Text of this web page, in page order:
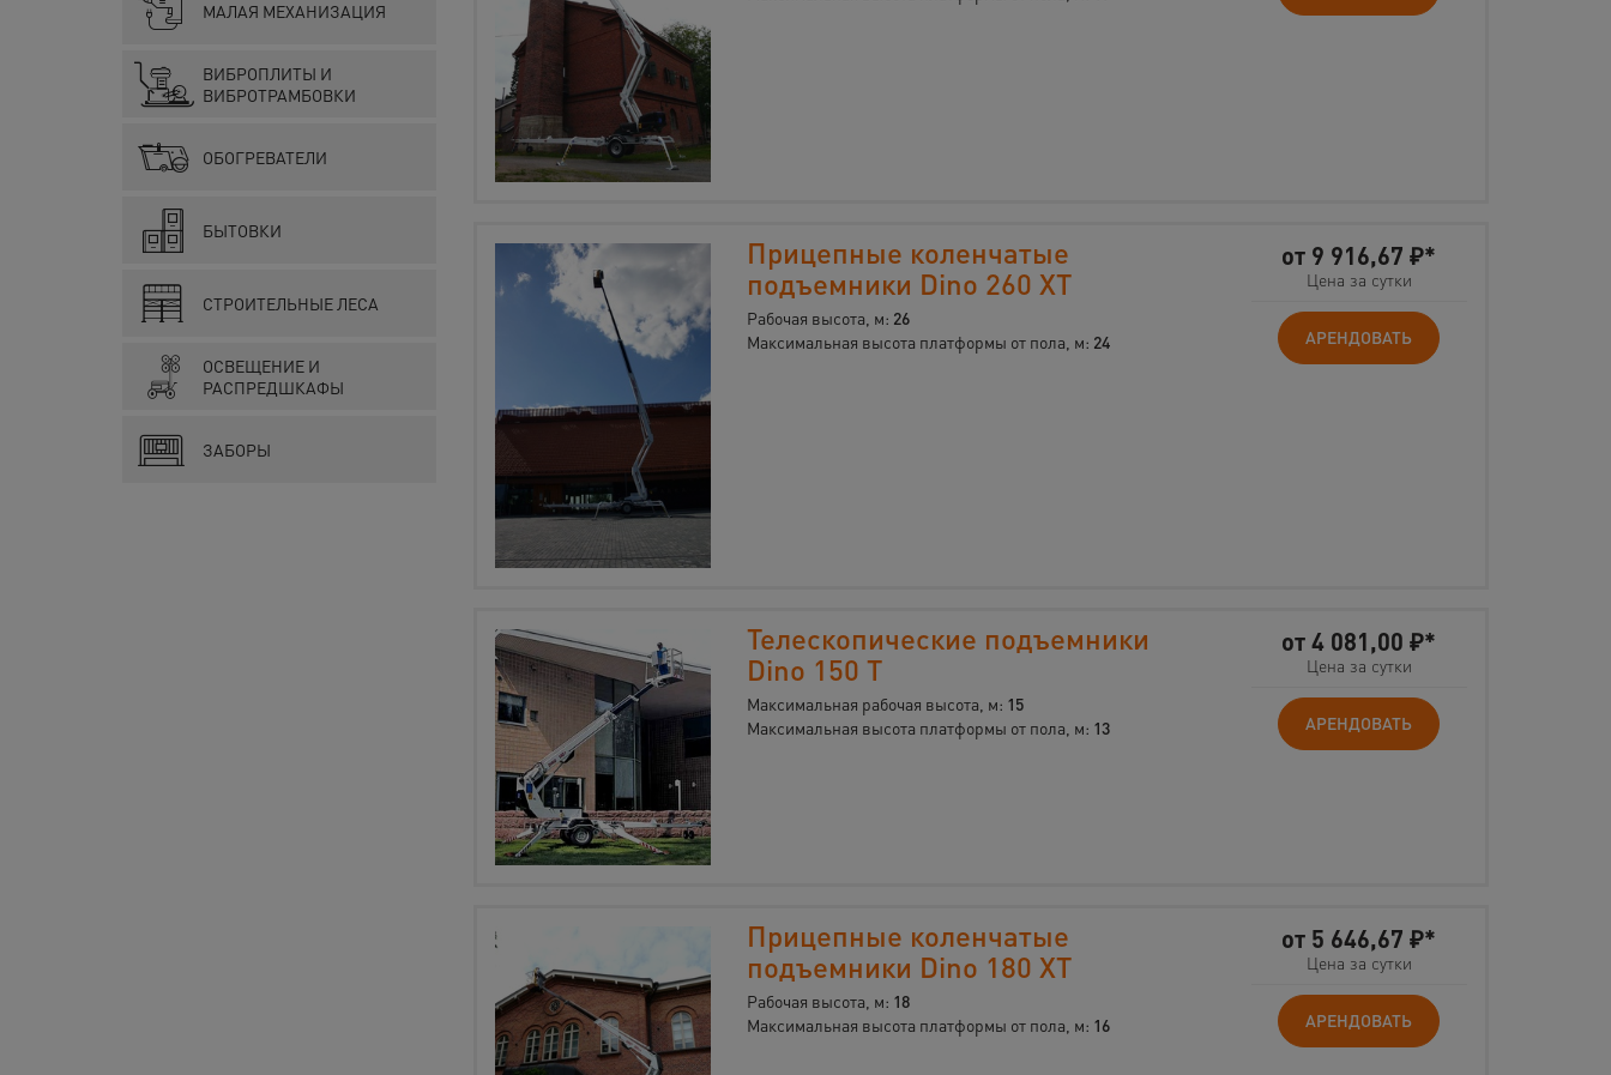
МАЛАЯ МЕХАНИЗАЦИЯ
ВИБРОПЛИТЫ И
ВИБРОТРАМБОВКИ
ОБОГРЕВАТЕЛИ
БЫТОВКИ
СТРОИТЕЛЬНЫЕ ЛЕСА
ОСВЕЩЕНИЕ И
РАСПРЕДШКАФЫ
ЗАБОРЫ
Прицепные коленчатые
подъемники Dino 260 XT
Рабочая высота, м: 26
Максимальная высота платформы от пола, м: 24
от 9 916,67 ₽*
Цена за сутки
АРЕНДОВАТЬ
Телескопические подъемники
Dino 150 T
Максимальная рабочая высота, м: 15
Максимальная высота платформы от пола, м: 13
от4 081,00 ₽*
Цена за сутки
АРЕНДОВАТЬ
Прицепные коленчатые
подъемники Dino 180 XT
Рабочая высота, м: 18
Максимальная высота платформы от пола, м: 16
от 5 646,67 ₽*
Цена за сутки
АРЕНДОВАТЬ